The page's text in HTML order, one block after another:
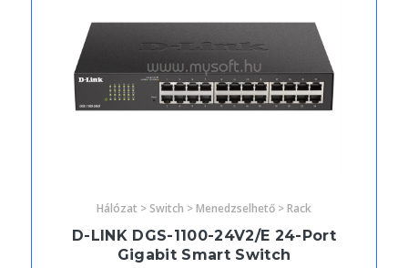
Hálózat > Switch > Menedzselhető > Rack
D-LINK DGS-1100-24V2/E 24-Port
Gigabit Smart Switch